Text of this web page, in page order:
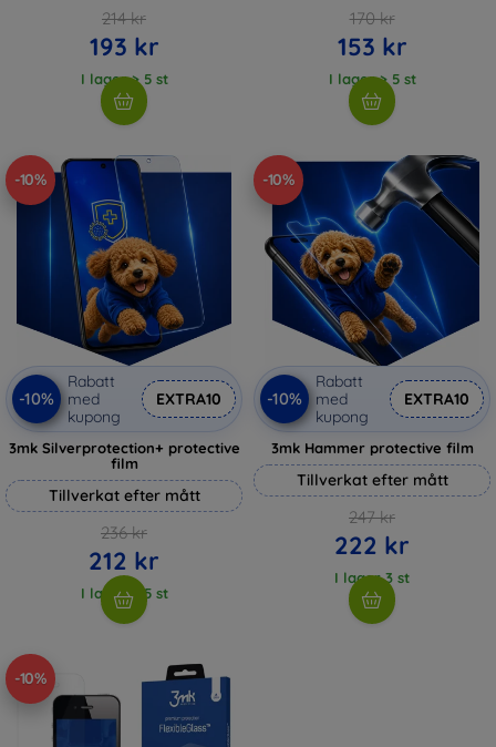
214 kr
193 kr
I lager > 5 st
170 kr
153 kr
I lager > 5 st
-10%
-10%
Rabatt
med
kupong
EXTRA10
3mk Silverprotection+ protective
film
Tillverkat efter mått
236 kr
212 kr
I lager > 5 st
-10%
-10%
Rabatt
med
kupong
EXTRA10
3mk Hammer protective film
Tillverkat efter mått
247 kr
222 kr
I lager 3 st
-10%